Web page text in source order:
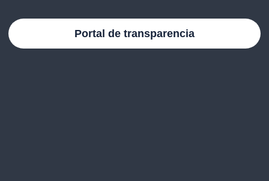
Portal de transparencia